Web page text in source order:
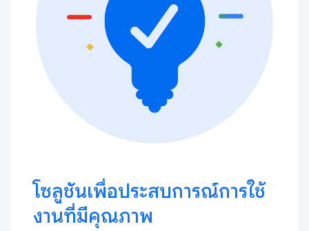
โซลูชันเพื่อประสบการณ์การใช้
งานที่มีคุณภาพ